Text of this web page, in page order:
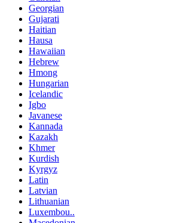
Georgian
Gujarati
Haitian
Hausa
Hawaiian
Hebrew
Hmong
Hungarian
Icelandic
Igbo
Javanese
Kannada
Kazakh
Khmer
Kurdish
Kyrgyz
Latin
Latvian
Lithuanian
Luxembou..